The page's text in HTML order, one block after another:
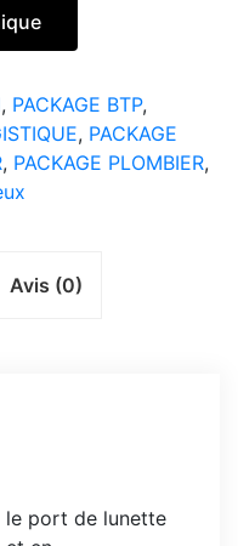
, PACKAGE BTP,
, PACKAGE
, PACKAGE PLOMBIER,
Avis (0)
le port de lunette